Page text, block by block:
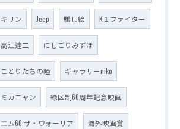
キリン Jeep 騙し絵 K１ファイター
高江達二 にしごりみずほ
ことりたちの瞳 ギャラリーniko
ミカニャン 緑区制60周年記念映画
エム60 ザ・ウォーリア 海外映画賞